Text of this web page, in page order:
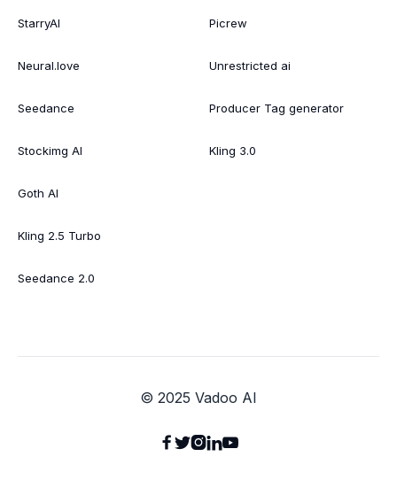
StarryAI
Neural.love
Seedance
Stockimg AI
Goth AI
Kling 2.5 Turbo
Seedance 2.0
Picrew
Unrestricted ai
Producer Tag generator
Kling 3.0
© 2025 Vadoo AI
 